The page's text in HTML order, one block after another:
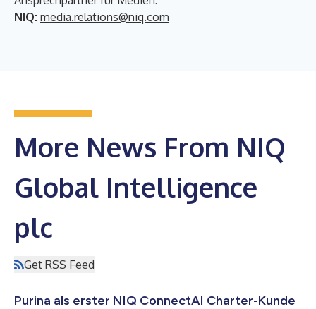
NIQ: media.relations@niq.com
More News From NIQ
Global Intelligence
plc
Get RSS Feed
Purina als erster NIQ ConnectAI Charter-Kunde